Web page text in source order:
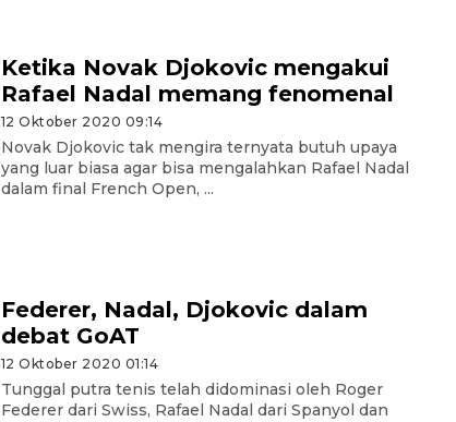
Ketika Novak Djokovic mengakui
Rafael Nadal memang fenomenal
12 Oktober 2020 09:14
Novak Djokovic tak mengira ternyata butuh upaya
yang luar biasa agar bisa mengalahkan Rafael Nadal
dalam final French Open, ...
Federer, Nadal, Djokovic dalam
debat GoAT
12 Oktober 2020 01:14
Tunggal putra tenis telah didominasi oleh Roger
Federer dari Swiss, Rafael Nadal dari Spanyol dan